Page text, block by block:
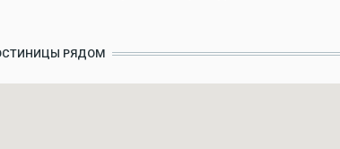
РЯДОМ